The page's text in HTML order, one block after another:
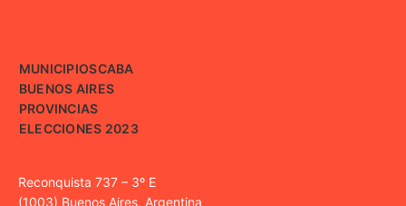
MUNICIPIOSCABA
BUENOS AIRES
PROVINCIAS
ELECCIONES 2023
Reconquista 737 – 3º E
(1003) Buenos Aires, Argentina